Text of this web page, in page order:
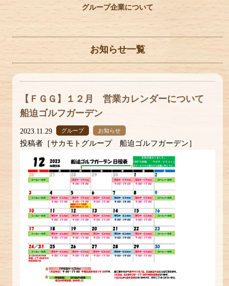
グループ企業について
お知らせ一覧
【ＦＧＧ】１２月 営業カレンダーについて
船迫ゴルフガーデン
2023.11.29 グループ お知らせ
投稿者［サカモトグループ 船迫ゴルフガーデン］